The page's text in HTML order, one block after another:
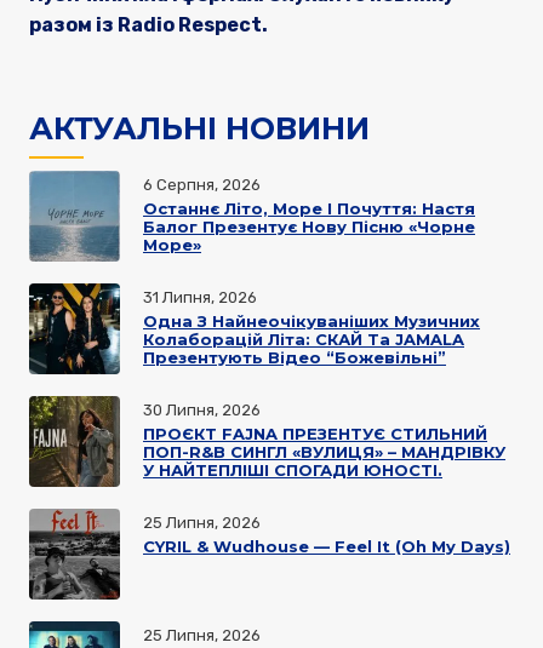
разом із Radio Respect.
АКТУАЛЬНІ НОВИНИ
Останнє Літо, Море І Почуття: Настя
Балог Презентує Нову Пісню «Чорне
Море»
6 Серпня, 2026
Одна З Найнеочікуваніших Музичних
Колаборацій Літа: СКАЙ Та JAMALA
Презентують Відео “Божевільні”
31 Липня, 2026
ПРОЄКТ FAJNA ПРЕЗЕНТУЄ СТИЛЬНИЙ
ПОП-R&B СИНГЛ «ВУЛИЦЯ» – МАНДРІВКУ
У НАЙТЕПЛІШІ СПОГАДИ ЮНОСТІ.
30 Липня, 2026
CYRIL & Wudhouse — Feel It (Oh My Days)
25 Липня, 2026
25 Липня, 2026